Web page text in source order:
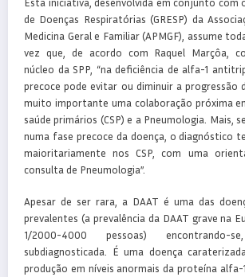
de Doenças Respiratórias (GRESP) da
Medicina Geral e Familiar (APMGF), assume
vez que, de acordo com Raquel Marçôa,
núcleo da SPP, “na deficiência de alfa-1
precoce pode evitar ou diminuir a progressão
muito importante uma colaboração próxima
saúde primários (CSP) e a Pneumologia. Mais,
numa fase precoce da doença, o diagnóstico
maioritariamente nos CSP, com uma
consulta de Pneumologia”.
Apesar de ser rara, a DAAT é uma das
prevalentes (a prevalência da DAAT grave na
1/2000-4000 pessoas)
subdiagnosticada. É uma doença
produção em níveis anormais da proteína